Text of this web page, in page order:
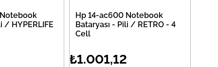
/ HYPERLIFE
Hp 14-ac600 Notebook
Bataryası - Pili / RETRO - 4
Cell
₺1.001,12